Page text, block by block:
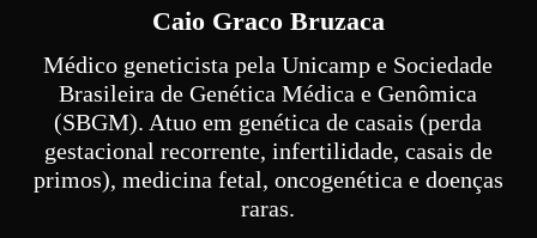
Caio Graco Bruzaca
Médico geneticista pela Unicamp e Sociedade
Brasileira de Genética Médica e Genômica
(SBGM). Atuo em genética de casais (perda
gestacional recorrente, infertilidade, casais de
primos), medicina fetal, oncogenética e doenças
raras.